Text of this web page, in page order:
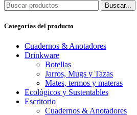
Buscar...
Categorías del producto
Cuadernos & Anotadores
Drinkware
Botellas
Jarros, Mugs y Tazas
Mates, termos y materas
Ecológicos y Sustentables
Escritorio
Cuadernos & Anotadores